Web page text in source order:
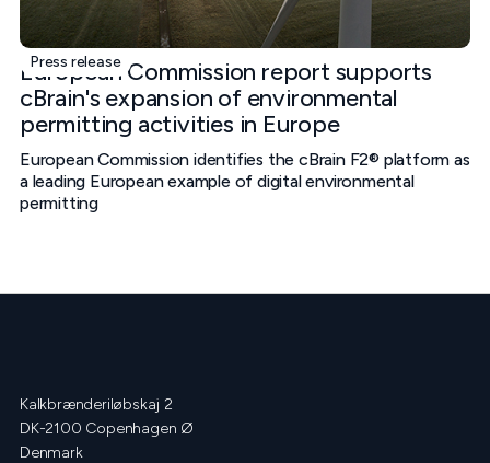
Press release
European Commission report supports
cBrain's expansion of environmental
permitting activities in Europe
European Commission identifies the cBrain F2® platform as
a leading European example of digital environmental
permitting
Kalkbrænderiløbskaj 2
DK-2100 Copenhagen Ø
Denmark